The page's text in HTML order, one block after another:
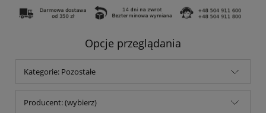
Opcje przeglądania
Kategorie: Pozostałe
Producent: (wybierz)